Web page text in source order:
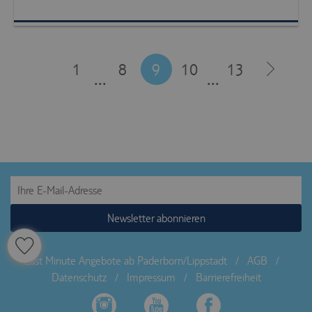
1 ... 8 9 10 ... 13
Newsletter abonnieren
Last Minute Angebote ab Paderborn/Lippstadt / AGB
/
Datenschutz
/ Impressum / Barrierefreiheit